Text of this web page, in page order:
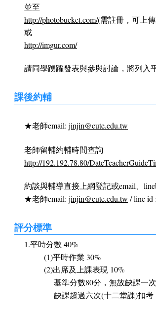
並至
http://photobucket.com/(需註冊，可上
或
http://imgur.com/
請同學踴躍發表與參與討論，將列入
課後約輔
★老師email: jinjin@cute.edu.tw
老師留輔約輔時間查詢
http://192.192.78.80/
約談與輔導直接上網登記或email、
★老師email: jinjin@cute.edu.tw / line id
評分標準
1.平時分數 40%
(1)平時作業 30%
(2)出席及上課表現 10%
基準分數80分，無故缺課一
缺課超過六次(十二堂課)扣